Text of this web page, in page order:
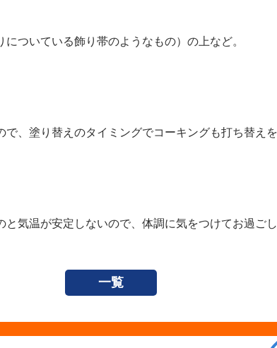
ついている飾り帯のようなもの）の上など。
、塗り替えのタイミングでコーキングも打ち替え
気温が安定しないので、体調に気をつけてお過ごし
一覧